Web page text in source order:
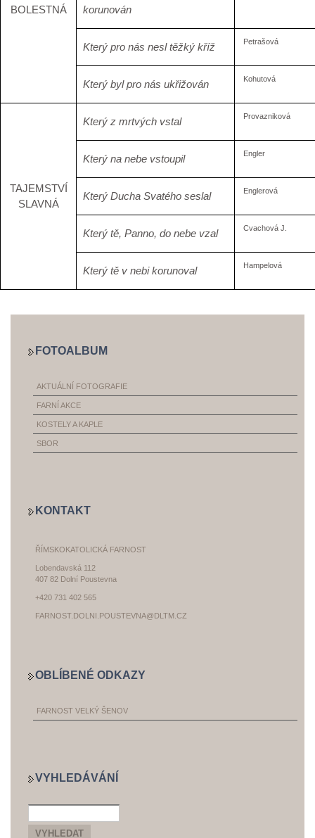
BOLESTNÁ
korunován
Který pro nás nesl těžký kříž Petrašová
Který byl pro nás ukřižován Kohutová
TAJEMSTVÍ
SLAVNÁ
Který z mrtvých vstal Provazniková
Který na nebe vstoupil Engler
Který Ducha Svatého seslal Englerová
Který tě, Panno, do nebe vzal Cvachová J.
Který tě v nebi korunoval Hampelová
FOTOALBUM
AKTUÁLNÍ FOTOGRAFIE
FARNÍ AKCE
KOSTELY A KAPLE
SBOR
KONTAKT
ŘÍMSKOKATOLICKÁ FARNOST
Lobendavská 112
407 82 Dolní Poustevna
+420 731 402 565
FARNOST.DOLNI.POUSTEVNA@DLTM.CZ
OBLÍBENÉ ODKAZY
FARNOST VELKÝ ŠENOV
VYHLEDÁVÁNÍ